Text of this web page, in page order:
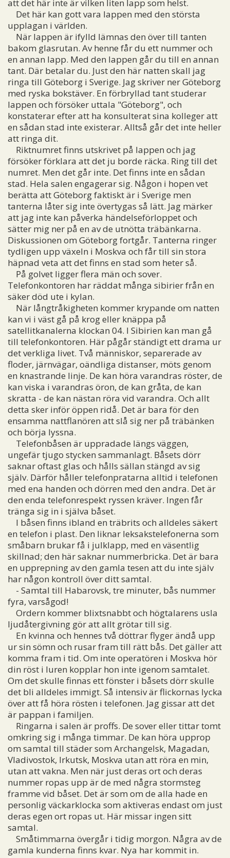
att det här inte är vilken liten lapp som helst.
Det här kan gott vara lappen med den största
upplagan i världen.
När lappen är ifylld lämnas den över till tanten
bakom glasrutan. Av henne får du ett nummer och
en annan lapp. Med den lappen går du till en annan
tant. Där betalar du. Just den här natten skall jag
ringa till Göteborg i Sverige. Jag skriver ner Göteborg
med ryska bokstäver. En förbryllad tant studerar
lappen och försöker uttala "Göteborg", och
konstaterar efter att ha konsulterat sina kolleger att
en sådan stad inte existerar. Alltså går det inte heller
att ringa dit.
Riktnumret finns utskrivet på lappen och jag
försöker förklara att det ju borde räcka. Ring till det
numret. Men det går inte. Det finns inte en sådan
stad. Hela salen engagerar sig. Någon i hopen vet
berätta att Göteborg faktiskt är i Sverige men
tanterna låter sig inte övertygas så lätt. Jag märker
att jag inte kan påverka händelseförloppet och
sätter mig ner på en av de utnötta träbänkarna.
Diskussionen om Göteborg fortgår. Tanterna ringer
tydligen upp växeln i Moskva och får till sin stora
häpnad veta att det finns en stad som heter så.
På golvet ligger flera män och sover.
Telefonkontoren har räddat många sibirier från en
säker död ute i kylan.
När långtråkigheten kommer krypande om natten
kan vi i väst gå på krog eller knäppa på
satellitkanalerna klockan 04. I Sibirien kan man gå
till telefonkontoren. Här pågår ständigt ett drama ur
det verkliga livet. Två människor, separerade av
floder, järnvägar, oändliga distanser, möts genom
en knastrande linje. De kan höra varandras röster, de
kan viska i varandras öron, de kan gråta, de kan
skratta - de kan nästan röra vid varandra. Och allt
detta sker inför öppen ridå. Det är bara för den
ensamma nattflanören att slå sig ner på träbänken
och börja lyssna.
Telefonbåsen är uppradade längs väggen,
ungefär tjugo stycken sammanlagt. Båsets dörr
saknar oftast glas och hålls sällan stängd av sig
själv. Därför håller telefonpratarna alltid i telefonen
med ena handen och dörren med den andra. Det är
den enda telefonrespekt ryssen kräver. Ingen får
tränga sig in i själva båset.
I båsen finns ibland en träbrits och alldeles säkert
en telefon i plast. Den liknar leksakstelefonerna som
småbarn brukar få i julklapp, med en väsentlig
skillnad; den här saknar nummerbricka. Det är bara
en upprepning av den gamla tesen att du inte själv
har någon kontroll över ditt samtal.
- Samtal till Habarovsk, tre minuter, bås nummer
fyra, varsågod!
Ordern kommer blixtsnabbt och högtalarens usla
ljudåtergivning gör att allt grötar till sig.
En kvinna och hennes två döttrar flyger ändå upp
ur sin sömn och rusar fram till rätt bås. Det gäller att
komma fram i tid. Om inte operatören i Moskva hör
din röst i luren kopplar hon inte igenom samtalet.
Om det skulle finnas ett fönster i båsets dörr skulle
det bli alldeles immigt. Så intensiv är flickornas lycka
över att få höra rösten i telefonen. Jag gissar att det
är pappan i familjen.
Ringarna i salen är proffs. De sover eller tittar tomt
omkring sig i många timmar. De kan höra upprop
om samtal till städer som Archangelsk, Magadan,
Vladivostok, Irkutsk, Moskva utan att röra en min,
utan att vakna. Men när just deras ort och deras
nummer ropas upp är de med några stormsteg
framme vid båset. Det är som om de alla hade en
personlig väckarklocka som aktiveras endast om just
deras egen ort ropas ut. Här missar ingen sitt
samtal.
Småtimmarna övergår i tidig morgon. Några av de
gamla kunderna finns kvar. Nya har kommit in.